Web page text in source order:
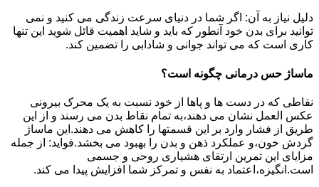
دلیل نیاز به آن: اگر شما در دنیای سرعت زندگی می کنید و نمی
توانید برای بدن خود آنطور که باید و شاید اهمیت قائل شوید این تنها
کاری است که می تواند جوانی و شادابی را تضمین کند.
ماساژ حس درمانی چگونه است؟
نقاطی که در دست ها و پاها از خود نسبت به یک محرک بیرونی
عکس العمل نشان می دهند،به تمام نقاط بدن می رسند و از این
طریق از فشار وارد بر این قسمتها را کاهش می دهند.این ماساژ
گردش خون،و عملکرد ذهن و بدن را بهبود می بخشد.فواید: از جمله
مزایای این تمرین ارتقای هشیاری روحی و جسمی
است.انگیزه،اعتماد به نفس و تمرکز شما افزایش پیدا می کند.